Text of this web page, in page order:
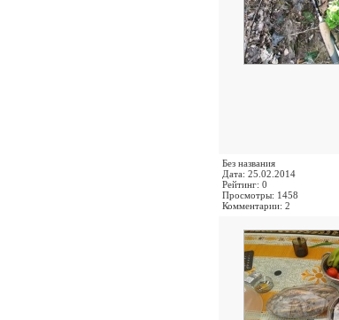
Без названия
Дата: 25.02.2014
Рейтинг: 0
Просмотры: 1458
Комментарии: 2